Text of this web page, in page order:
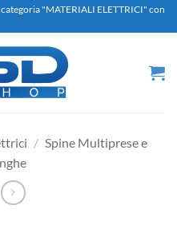
"MATERIALI ELETTRICI" con
/ Spine Multiprese e